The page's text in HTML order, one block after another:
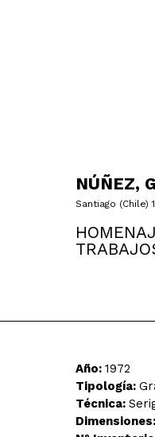
NÚÑEZ,
Santiago (Chile)
Año: 1972
Tipología:
Técnica:
Dimensiones: